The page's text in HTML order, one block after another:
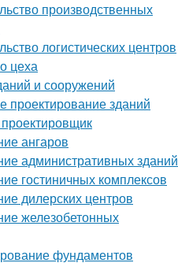
производственных
логистических центров
цеха
и сооружений
проектирование зданий
ангаров
административных зданий
гостиничных комплексов
дилерских центров
железобетонных
фундаментов